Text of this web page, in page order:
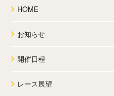
HOME
お知らせ
開催日程
レース展望